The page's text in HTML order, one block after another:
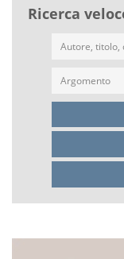
Ricerca